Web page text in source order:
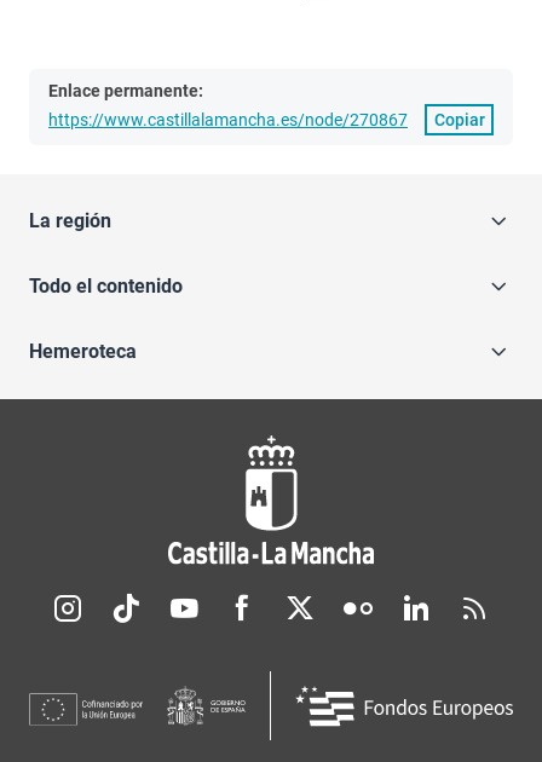
Enlace permanente:
https://www.castillalamancha.es/node/270867
Copiar
La región
Todo el contenido
Hemeroteca
Redes sociales JCCM